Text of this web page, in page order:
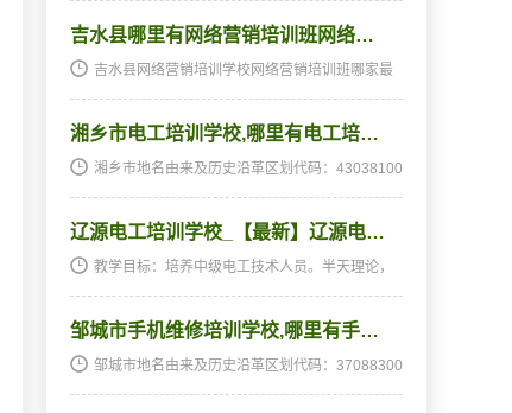
域。村级以上行政区划一览西兴街道西陵社区水
吉水县哪里有网络营销培训班网络…
吉水县网络营销培训学校网络营销培训班哪家最
络营销培训班哪家最好级以上行政区划一览文峰
湘乡市电工培训学校,哪里有电工培…
湘乡市地名由来及历史沿革区划代码：43038100
史沿革：秦属湘南县，西汉建平四年（公元前3
辽源电工培训学校_【最新】辽源电…
教学目标：培养中级电工技术人员。半天理论，
全能<ahref="http://www.jkpx1...
邹城市手机维修培训学校,哪里有手…
邹城市地名由来及历史沿革区划代码：37088300